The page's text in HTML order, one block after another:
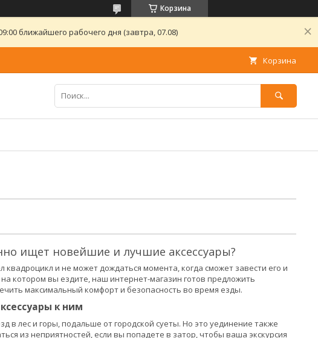
Корзина
ближайшего рабочего дня (завтра, 07.08)
Корзина
ищет новейшие и лучшие аксессуары?
и не может дождаться момента, когда сможет завести его и
котором вы ездите, наш интернет-магазин готов предложить
максимальный комфорт и безопасность во время езды.
к ним
в лес и горы, подальше от городской суеты. Но это уединение также
из неприятностей, если вы попадете в затор, чтобы ваша экскурсия